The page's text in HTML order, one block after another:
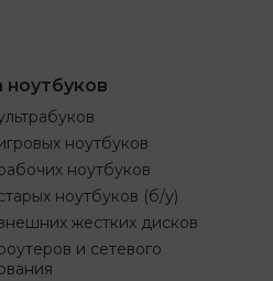
ноутбуков
ноутбуков
ноутбуков
ноутбуков (б/у)
жестких дисков
и сетевого